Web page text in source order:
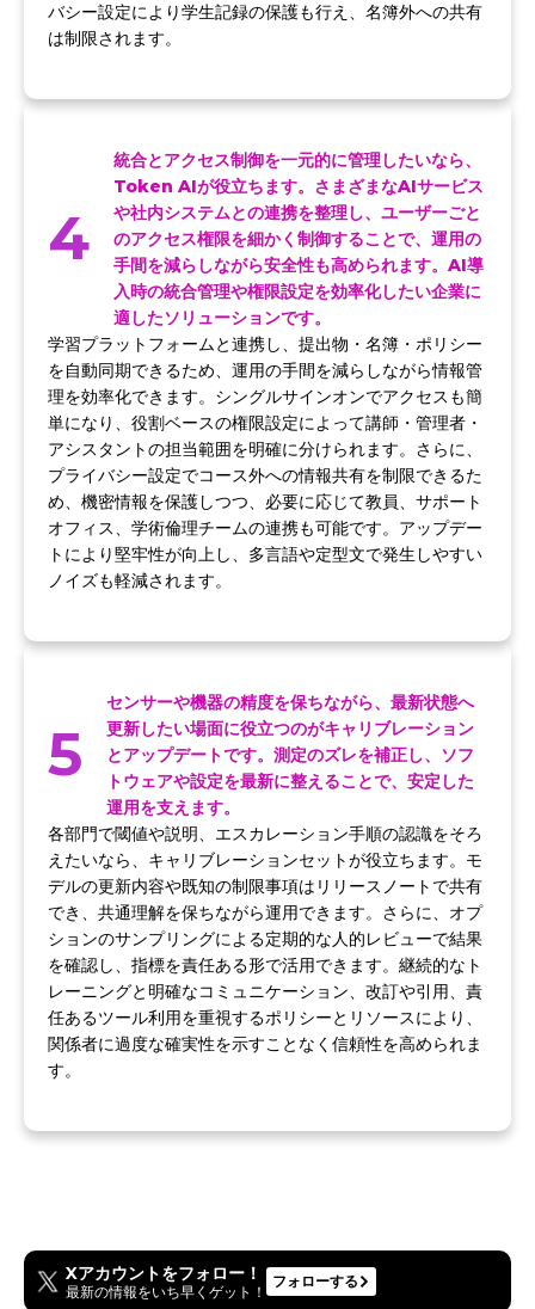
バシー設定により学生記録の保護も行え、名簿外への共有
は制限されます。
4
統合とアクセス制御を一元的に管理したいなら、
Token AIが役立ちます。さまざまなAIサービス
や社内システムとの連携を整理し、ユーザーごと
のアクセス権限を細かく制御することで、運用の
手間を減らしながら安全性も高められます。AI導
入時の統合管理や権限設定を効率化したい企業に
適したソリューションです。
学習プラットフォームと連携し、提出物・名簿・ポリシー
を自動同期できるため、運用の手間を減らしながら情報管
理を効率化できます。シングルサインオンでアクセスも簡
単になり、役割ベースの権限設定によって講師・管理者・
アシスタントの担当範囲を明確に分けられます。さらに、
プライバシー設定でコース外への情報共有を制限できるた
め、機密情報を保護しつつ、必要に応じて教員、サポート
オフィス、学術倫理チームの連携も可能です。アップデー
トにより堅牢性が向上し、多言語や定型文で発生しやすい
ノイズも軽減されます。
5
センサーや機器の精度を保ちながら、最新状態へ
更新したい場面に役立つのがキャリブレーション
とアップデートです。測定のズレを補正し、ソフ
トウェアや設定を最新に整えることで、安定した
運用を支えます。
各部門で閾値や説明、エスカレーション手順の認識をそろ
えたいなら、キャリブレーションセットが役立ちます。モ
デルの更新内容や既知の制限事項はリリースノートで共有
でき、共通理解を保ちながら運用できます。さらに、オプ
ションのサンプリングによる定期的な人的レビューで結果
を確認し、指標を責任ある形で活用できます。継続的なト
レーニングと明確なコミュニケーション、改訂や引用、責
任あるツール利用を重視するポリシーとリソースにより、
関係者に過度な確実性を示すことなく信頼性を高められま
す。
Xアカウントをフォロー！
最新の情報をいち早くゲット！
フォローする